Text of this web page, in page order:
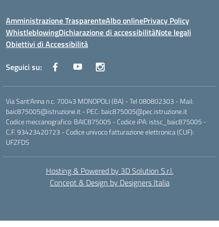
Amministrazione TrasparenteAlbo onlinePrivacy Policy
WhistleblowingDichiarazione di accessibilitàNote legali
Obiettivi di Accessibilità
Seguici su:
Via Sant'Anna n.c. 70043 MONOPOLI (BA) - Tel 080802303 - Mail:
baic875005@istruzione.it - PEC: baic875005@pec.istruzione.it
Codice meccanografico: BAIC875005 - Codice iPA: istsc_baic875005 -
C.F. 93423420723 - Codice univoco fatturazione elettronica (CUF):
UFZFDS
Hosting & Powered by 3D Solution S.r.l.
Concept & Design by Designers Italia